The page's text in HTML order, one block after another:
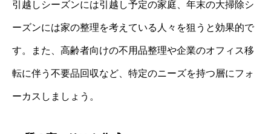
引越しシーズンには引越し予定の家庭、年末の大掃除シ
ーズンには家の整理を考えている人々を狙うと効果的で
す。また、高齢者向けの不用品整理や企業のオフィス移
転に伴う不要品回収など、特定のニーズを持つ層にフォ
ーカスしましょう。